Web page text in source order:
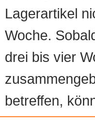
Lagerartikel
Woche.
drei bis vier
betreffen,